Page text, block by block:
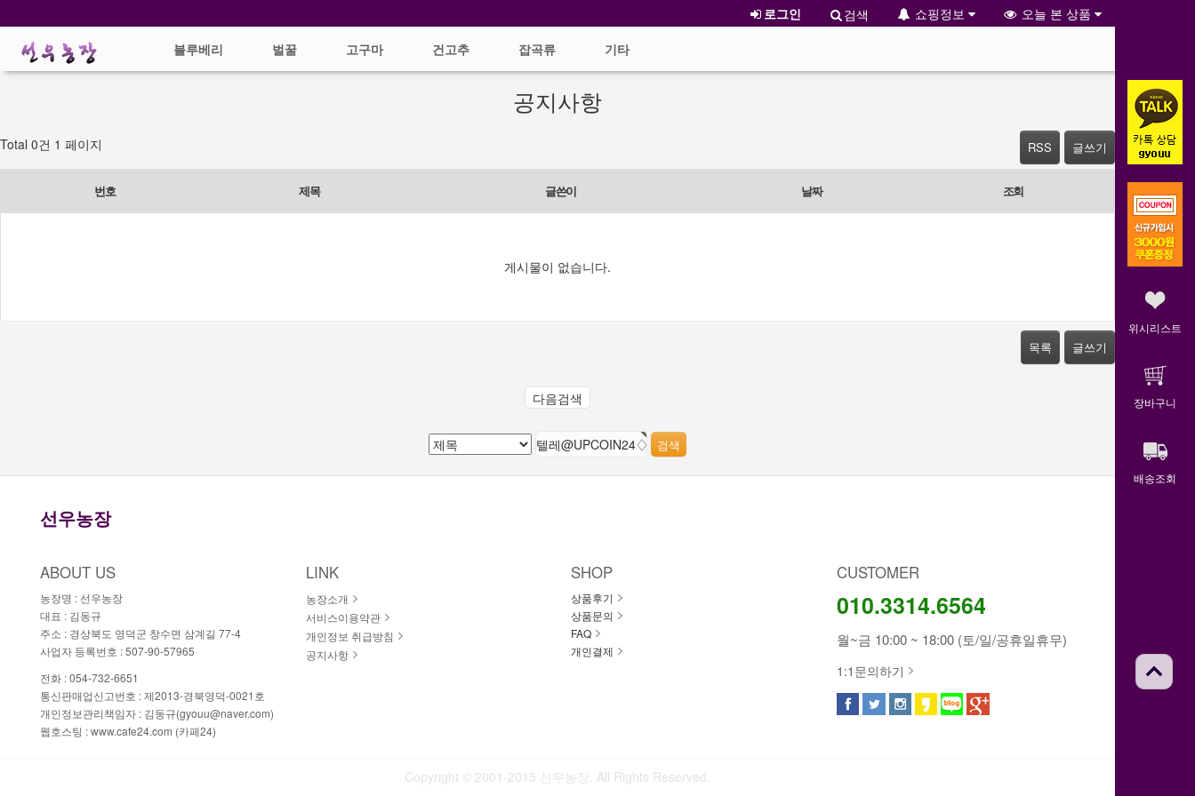
로그인 검색 쇼핑정보 오늘 본 상품
쇼핑몰 카테고리 블루베리 벌꿀 고구마 건고추 잡곡류 기타
위시리스트
장바구니
배송조회
공지사항
Total 0건 1 페이지 RSS 글쓰기
번호 제목 글쓴이 날짜 조회
게시물이 없습니다.
목록 글쓰기
다음검색
선우농장
ABOUT US
농장명 :선우농장
대표 : 김동규
주소 : 경상북도 영덕군 창수면 삼계길 77-4
사업자 등록번호 :507-90-57965
전화 :054-732-6651
통신판매업신고번호 :제2013-경북영덕-0021호
개인정보관리책임자 : 김동규(gyouu@naver.com)
웹호스팅 :www.cafe24.com (카페24)
LINK
농장소개
서비스이용약관
개인정보 취급방침
공지사항
SHOP
상품후기
상품문의
FAQ
개인결제
CUSTOMER
010.3314.6564
월~금 10:00 ~ 18:00 (토/일/공휴일휴무)
1:1문의하기
Copyright © 2001-2015 선우농장. All Rights Reserved.